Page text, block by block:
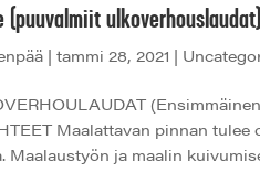
ulkoverhouslaudat)
|tammi 28, 2021 |
Maalattavan pinnan
Maalaustyön ja maalin